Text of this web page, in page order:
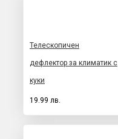
Телескопичен
дефлектор за климатик с
куки
19.99 лв.